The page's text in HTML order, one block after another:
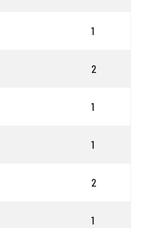
1
2
1
1
2
1